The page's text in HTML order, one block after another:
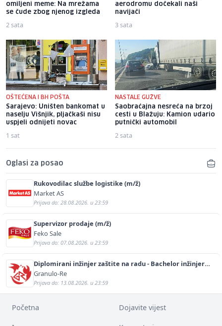
omiljeni meme: Na mrežama
se čude zbog njenog izgleda
2 sata
aerodromu dočekali naši
navijači
3 sata
OŠTEĆENA I BH POŠTA
Sarajevo: Uništen bankomat u
naselju Višnjik, pljačkaši nisu
uspjeli odnijeti novac
1 sat
NASTALE GUŽVE
Saobraćajna nesreća na brzoj
cesti u Blažuju: Kamion udario
putnički automobil
2 sata
Oglasi za posao
Rukovodilac službe logistike (m/ž)
Market AS
Prijava do: 28.08.2026. u 23:59
Supervizor prodaje (m/ž)
Feko Sale
Prijava do: 07.08.2026. u 23:59
Diplomirani inžinjer zaštite na radu - Bachelor inžinjer
sigurnosti i pomoći (m/ž)
Granulo-Re
Prijava do: 13.08.2026. u 23:59
Početna Dojavite vijest